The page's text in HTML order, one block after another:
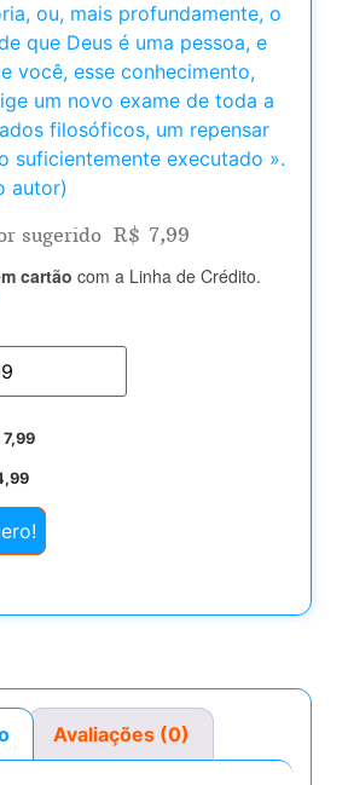
ou, mais profundamente, o
que Deus é uma pessoa, e
você, esse conhecimento,
um novo exame de toda a
filosóficos, um repensar
suficientemente executado ».
autor)
sugerido R$ 7,99
cartão com a Linha de Crédito.
7,99
Avaliações (0)